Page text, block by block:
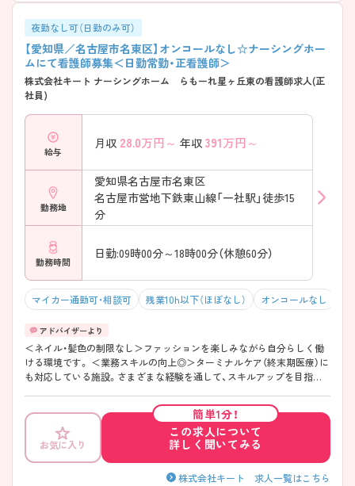
夜勤なし可（日勤のみ可）
【愛知県／名古屋市名東区】オンコールなし☆ナーシングホー
ムにて看護師募集＜日勤常勤・正看護師＞
株式会社キート ナーシングホーム らもーれ星ヶ丘東の看護師求人(正
社員)
給与
月収 28.0万円～ 年収 391万円～
勤務地
愛知県名古屋市名東区
名古屋市営地下鉄東山線「一社駅」徒歩15
分
勤務時間
日勤:09時00分～18時00分（休憩60分）
マイカー通勤可・相談可 残業10h以下（ほぼなし） オンコールなし
＜ネイル・髪色の制限なし＞ファッションを楽しみながら自分らしく働
ける環境です。 ＜業務スキルの向上◎＞ターミナルケア（終末期医療）に
も対応している施設。さまざまな経験を通して、スキルアップを目指し
仕事とプライベートのメリハリもつけやすいです。 ご興味のある方に
は、面接対策ポイント等、さらに詳細をお話ししますのでお気軽にご相談
ください。
お気に入り
簡単1分！
この求人について
詳しく聞いてみる
株式会社キート 求人一覧はこちら